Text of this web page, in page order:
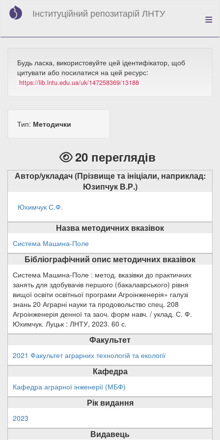
Перейти
вмісту
Інституційний репозитарій ЛНТУ
Будь ласка, використовуйте цей ідентифікатор, щоб
цитувати або посилатися на цей ресурс:
https://lib.lntu.edu.ua/uk/147258369/13188
Тип: Методички
20 переглядів
Автор/укладач (Прізвище та ініціали, наприклад:
Юзипчук В.Р.)
Юхимчук С.Ф.
Назва методичних вказівок
Система Машина-Поле
Бібліографічний опис методичних вказівок
Система Машина-Поле : метод. вказівки до практичних
занять для здобувачів першого (бакалаврського) рівня
вищої освіти освітньої програми Агроінженерія» галузі
знань 20 Аграрні науки та продовольство спец. 208
Агроінженерія денної та заоч. форм навч. / уклад. С. Ф.
Юхимчук. Луцьк : ЛНТУ, 2023. 60 с.
Факультет
2021 Факультет аграрних технологій та екології
Кафедра
Кафедра аграрної інженерії (МБФ)
Рік видання
2023
Видавець